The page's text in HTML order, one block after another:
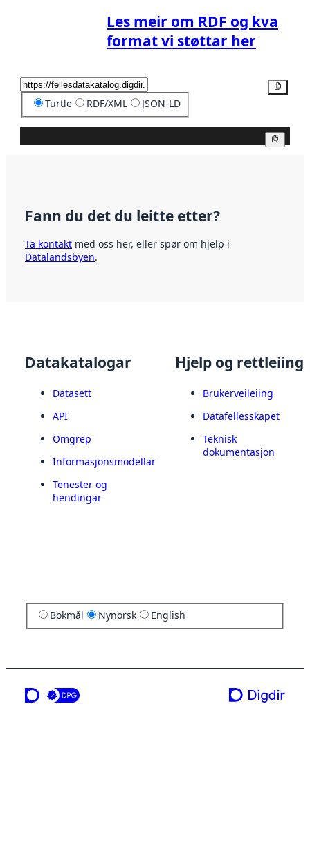
Les meir om RDF og kva
format vi støttar her
Turtle RDF/XML JSON-LD
Fann du det du leitte etter?
Ta kontakt med oss her, eller spør om hjelp i
Datalandsbyen.
Datakatalogar
Datasett
API
Omgrep
Informasjonsmodellar
Tenester og
hendingar
Hjelp og rettleiing
Brukerveileiing
Datafellesskapet
Teknisk
dokumentasjon
Bokmål Nynorsk English